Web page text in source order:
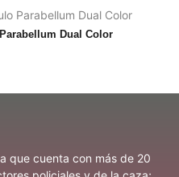
Dual Color
que cuenta con más de 20